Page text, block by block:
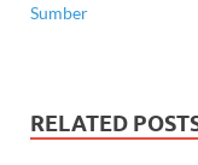
Sumber
RELATED